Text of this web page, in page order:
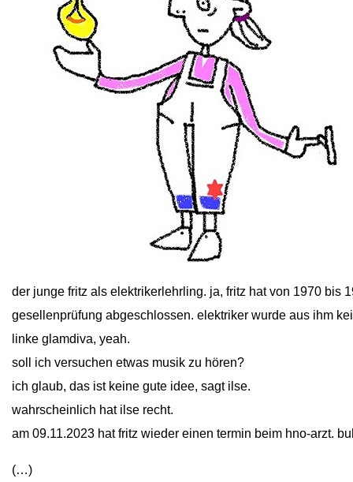
der junge fritz als elektrikerlehrling. ja, fritz hat von 1970 bis
gesellenprüfung abgeschlossen. elektriker wurde aus ihm
linke glamdiva, yeah.
soll ich versuchen etwas musik zu hören?
ich glaub, das ist keine gute idee, sagt ilse.
wahrscheinlich hat ilse recht.
am 09.11.2023 hat fritz wieder einen termin beim hno-arzt.
(…)